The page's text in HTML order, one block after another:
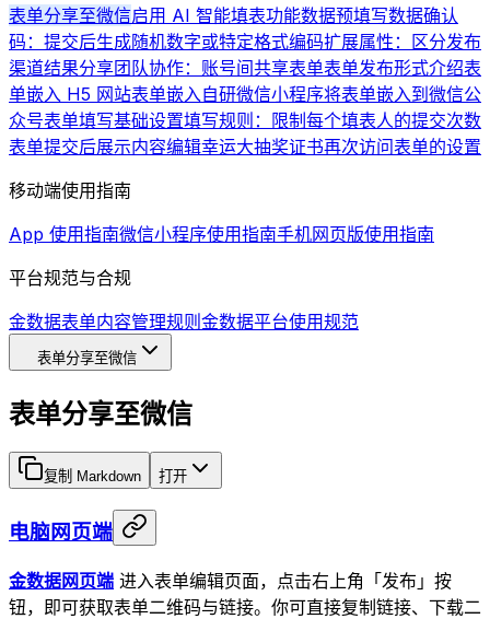
表单分享至微信启用 AI 智能填表功能数据预填写数据确认
码：提交后生成随机数字或特定格式编码扩展属性：区分发布
渠道结果分享团队协作：账号间共享表单表单发布形式介绍表
单嵌入 H5 网站表单嵌入自研微信小程序将表单嵌入到微信公
众号表单填写基础设置填写规则：限制每个填表人的提交次数
表单提交后展示内容编辑幸运大抽奖证书再次访问表单的设置
移动端使用指南
App 使用指南微信小程序使用指南手机网页版使用指南
平台规范与合规
金数据表单内容管理规则金数据平台使用规范
表单分享至微信
表单分享至微信
复制 Markdown 打开
电脑网页端
金数据网页端 进入表单编辑页面，点击右上角「发布」按
钮，即可获取表单二维码与链接。你可直接复制链接、下载二